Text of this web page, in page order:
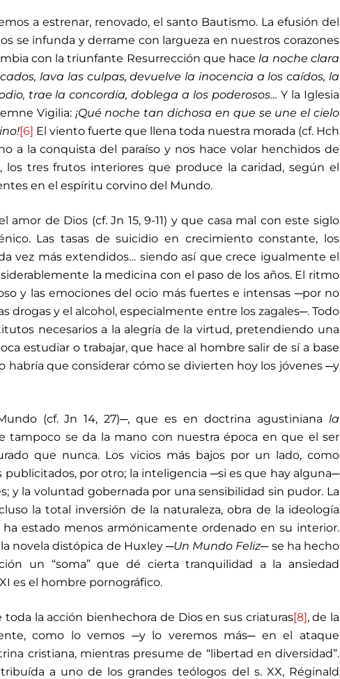
a estrenar, renovado, el santo Bautismo. La efusión del
se infunda y derrame con largueza en nuestros corazones
con la triunfante Resurrección que hacela noche clara
lava las culpas, devuelve la inocencia a los caídos, la
trae la concordia, doblega a los poderosos…Y la Iglesia
Vigilia:¡Qué noche tan dichosa en que se une el cielo
[6] El viento fuerte que llena toda nuestra morada (cf. Hch
a la conquista del paraíso y nos hace volar henchidos de
los tres frutos interiores que produce la caridad, según el
en el espíritu corvino del Mundo.
amor de Dios (cf. Jn 15, 9-11) y que casa mal con este siglo
Las tasas de suicidio en crecimiento constante, los
vez más extendidos… siendo así que crece igualmente el
la medicina con el paso de los años. El ritmo
y las emociones del ocio más fuertes e intensas ─por no
drogas y el alcohol, especialmente entre los zagales─. Todo
necesarios a la alegría de la virtud, pretendiendo una
estudiar o trabajar, que hace al hombre salir de sí a base
habría que considerar cómo se divierten hoy los jóvenes ─y
(cf. Jn 14, 27)─, que es en doctrina agustiniana la
tampoco se da la mano con nuestra época en que el ser
que nunca. Los vicios más bajos por un lado, como
publicitados, por otro; la inteligencia ─si es que hay alguna─
y la voluntad gobernada por una sensibilidad sin pudor. La
la total inversión de la naturaleza, obra de la ideología
estado menos armónicamente ordenado en su interior.
novela distópica de Huxley ─Un Mundo Feliz─ se ha hecho
un “soma” que dé cierta tranquilidad a la ansiedad
es el hombre pornográfico.
toda la acción bienhechora de Dios en sus criaturas[8], de la
como lo vemos ─y lo veremos más─ en el ataque
cristiana, mientras presume de “libertad en diversidad”.
a uno de los grandes teólogos del s. XX, Réginald